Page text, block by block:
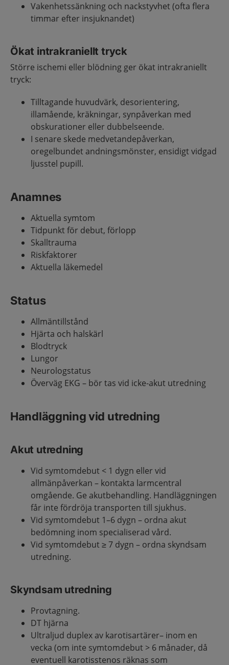
Vakenhetssänkning och nackstyvhet (ofta flera
timmar efter insjuknandet)
Ökat intrakraniellt tryck
Större ischemi eller blödning ger ökat intrakraniellt
tryck:
Tilltagande huvudvärk, desorientering,
illamående, kräkningar, synpåverkan med
obskurationer eller dubbelseende.
I senare skede medvetandepåverkan,
oregelbundet andningsmönster, ensidigt vidgad
ljusstel pupill.
Anamnes
Aktuella symtom
Tidpunkt för debut, förlopp
Skalltrauma
Riskfaktorer
Aktuella läkemedel
Status
Allmäntillstånd
Hjärta och halskärl
Blodtryck
Lungor
Neurologstatus
Överväg EKG – bör tas vid icke-akut utredning
Handläggning vid utredning
Akut utredning
Vid symtomdebut < 1 dygn eller vid
allmänpåverkan – kontakta larmcentral
omgående. Ge akutbehandling. Handläggningen
får inte fördröja transporten till sjukhus.
Vid symtomdebut 1–6 dygn – ordna akut
bedömning inom specialiserad vård.
Vid symtomdebut ≥ 7 dygn – ordna skyndsam
utredning.
Skyndsam utredning
Provtagning.
DT hjärna
Ultraljud duplex av karotisartärer– inom en
vecka (om inte symtomdebut > 6 månader, då
eventuell karotisstenos räknas som